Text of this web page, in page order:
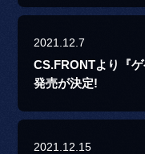
2021.12.7
CS.FRONTより『
発売が決定!
2021.12.15